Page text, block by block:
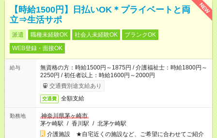
NEW
【時給1500円】日払いOK＊プライベートと両
立⇒生活サポ
派遣 職種未経験OK 社会人未経験OK
ブランクOK
WEB登録・面接OK
給与
無資格の方：時給1500円～1875円 / 介護福祉士：時給1800円～
2250円 / 初任者以上：時給1600円～2000円
交通費別途支給あり
交通費 全額支給
勤務地
神奈川県茅ヶ崎市
茅ケ崎駅 / 香川駅 / 北茅ケ崎駅
介護施設 ★自宅近くの施設など、ご希望に合わせてご紹介